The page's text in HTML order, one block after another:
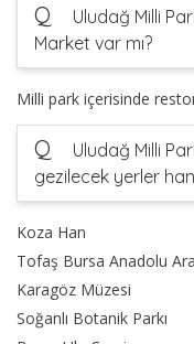
Q
Uludağ Milli
Market var mı?
Milli park içerisinde
Q
Uludağ Milli
gezilecek yerler
Koza Han
Tofaş Bursa Anadolu
Karagöz Müzesi
Soğanlı Botanik Parkı